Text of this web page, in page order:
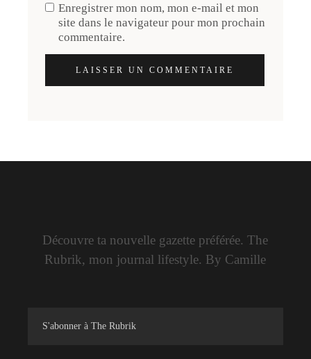
Enregistrer mon nom, mon e-mail et mon
site dans le navigateur pour mon prochain
commentaire.
LAISSER UN COMMENTAIRE
Découvre ta nouvelle gazette préférée. The
Rubrik, mon journal lifestyle. By Camille